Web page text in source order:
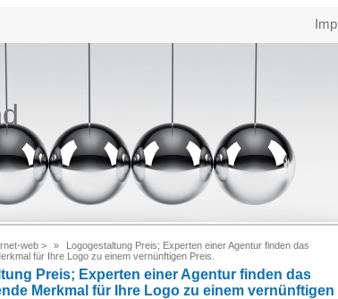
web >
Logogestaltung Preis; Experten einer Agentur finden das
für Ihre Logo zu einem vernünftigen Preis.
Preis; Experten einer Agentur finden das
Merkmal für Ihre Logo zu einem vernünftigen